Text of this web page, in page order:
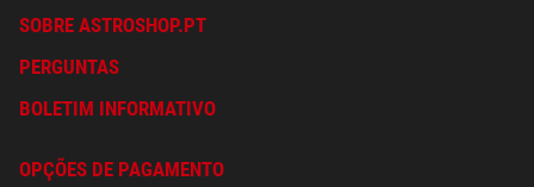
SOBRE ASTROSHOP.PT
PERGUNTAS
BOLETIM INFORMATIVO
OPÇÕES DE PAGAMENTO